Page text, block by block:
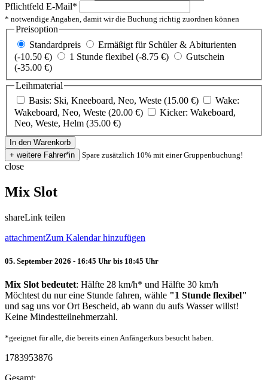
Pflichtfeld E-Mail*
* notwendige Angaben, damit wir die Buchung richtig zuordnen können
Preisoption
Standardpreis
Ermäßigt für Schüler & Abiturienten
(-10.50 €)
1 Stunde flexibel (-8.75 €)
Gutschein
(-35.00 €)
Leihmaterial
Basis: Ski, Kneeboard, Neo, Weste (15.00 €)
Wake:
Wakeboard, Neo, Weste (20.00 €)
Kicker: Wakeboard,
Neo, Weste, Helm (35.00 €)
Spare zusätzlich 10% mit einer Gruppenbuchung!
close
Mix Slot
shareLink teilen
attachmentZum Kalendar hinzufügen
05. September 2026 - 16:45 Uhr bis 18:45 Uhr
Mix Slot bedeutet: Hälfte 28 km/h* und Hälfte 30 km/h
Möchtest du nur eine Stunde fahren, wähle "1 Stunde flexibel"
und sag uns vor Ort Bescheid, ab wann du aufs Wasser willst!
Keine Mindestteilnehmerzahl.
*geeignet für alle, die bereits einen Anfängerkurs besucht haben.
1783953876